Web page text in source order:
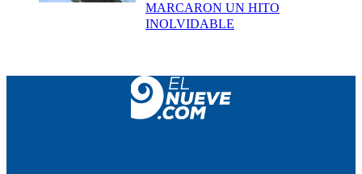
MARCARON UN HITO
INOLVIDABLE